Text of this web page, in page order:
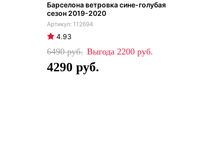
Барселона ветровка сине-голубая
сезон 2019-2020
112694
4.93
6490 2200
4290